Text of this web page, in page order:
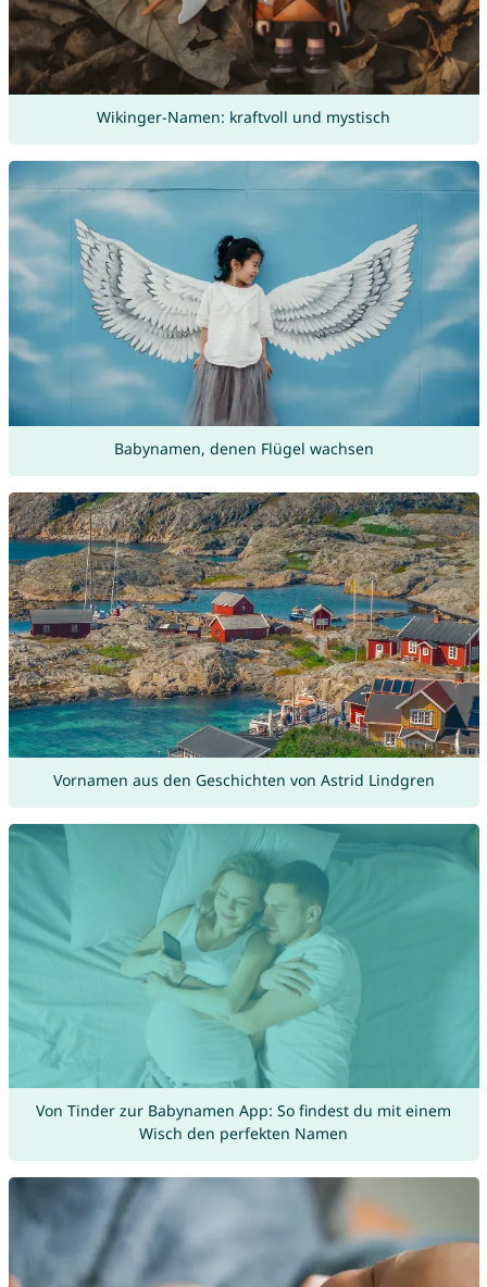
Wikinger-Namen: kraftvoll und mystisch
Babynamen, denen Flügel wachsen
Vornamen aus den Geschichten von Astrid Lindgren
Von Tinder zur Babynamen App: So findest du mit einem
Wisch den perfekten Namen